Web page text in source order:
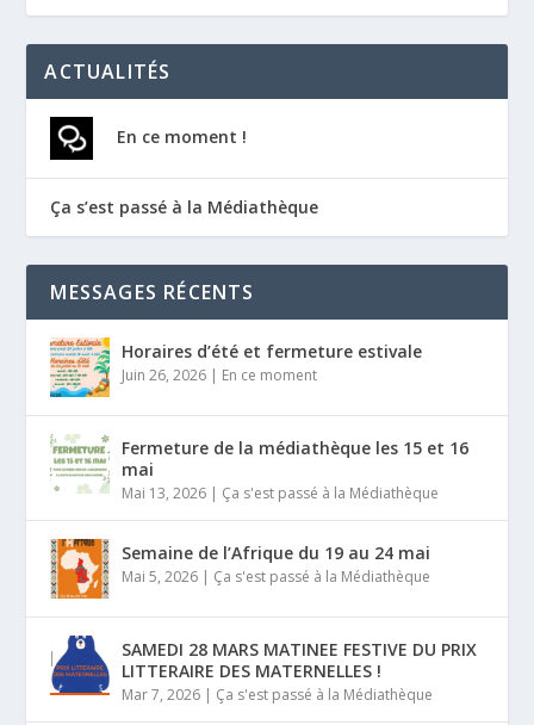
ACTUALITÉS
En ce moment !
Ça s’est passé à la Médiathèque
MESSAGES RÉCENTS
Horaires d’été et fermeture estivale
Juin 26, 2026 | En ce moment
Fermeture de la médiathèque les 15 et 16
mai
Mai 13, 2026 | Ça s'est passé à la Médiathèque
Semaine de l’Afrique du 19 au 24 mai
Mai 5, 2026 | Ça s'est passé à la Médiathèque
SAMEDI 28 MARS MATINEE FESTIVE DU PRIX
LITTERAIRE DES MATERNELLES !
Mar 7, 2026 | Ça s'est passé à la Médiathèque